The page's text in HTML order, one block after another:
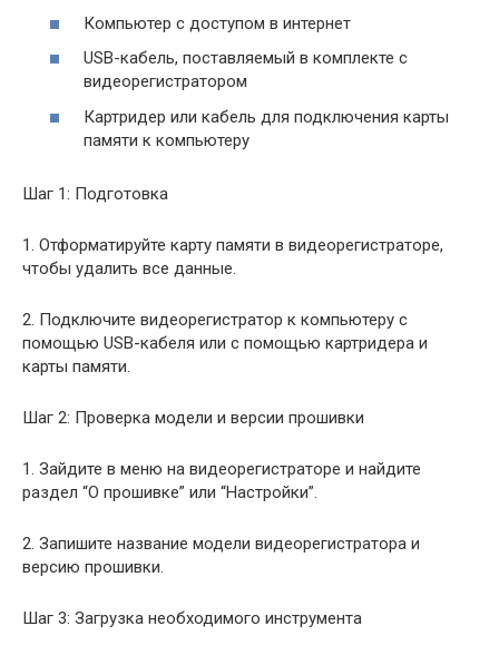
Компьютер с доступом в интернет
USB-кабель, поставляемый в комплекте с
видеорегистратором
Картридер или кабель для подключения карты
памяти к компьютеру
Шаг 1: Подготовка
1. Отформатируйте карту памяти в видеорегистраторе,
чтобы удалить все данные.
2. Подключите видеорегистратор к компьютеру с
помощью USB-кабеля или с помощью картридера и
карты памяти.
Шаг 2: Проверка модели и версии прошивки
1. Зайдите в меню на видеорегистраторе и найдите
раздел “О прошивке” или “Настройки”.
2. Запишите название модели видеорегистратора и
версию прошивки.
Шаг 3: Загрузка необходимого инструмента